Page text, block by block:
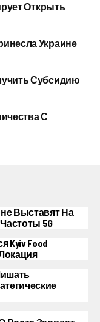
Открыть
Украине
Субсидию
С
Выставят На
5G
Kyiv Food